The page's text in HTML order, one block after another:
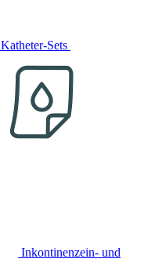
Katheter-Sets
Inkontinenzein- und